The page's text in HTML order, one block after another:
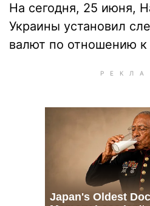
На сегодня, 25 июня,
Украины установил
валют по отношению к